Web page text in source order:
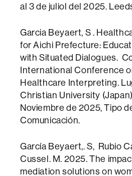
al 3 de juliol del 2025.
Garcia Beyaert, S .
for Aichi Prefecture:
with Situated Dialogues.
International Conference
Healthcare Interpreting.
Christian University
Noviembre de 2025, Tipo
Comunicación.
García Beyaert,. S, Rubio
Cussel. M. 2025. The
mediation solutions on